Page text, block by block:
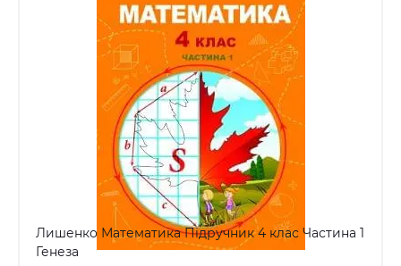
Лишенко Математика Підручник 4 клас Частина 1
Генеза